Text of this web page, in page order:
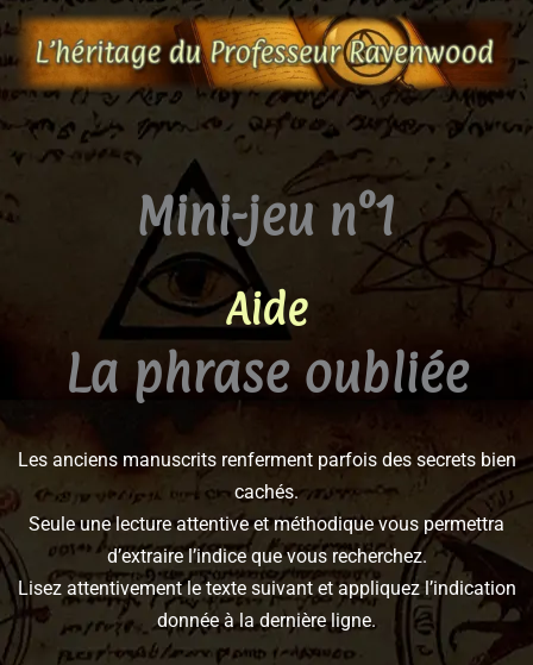
Aller
contenu
Mini-jeu n°1
Aide
La phrase oubliée
Les anciens manuscrits renferment parfois des secrets bien
cachés.
Seule une lecture attentive et méthodique vous permettra
d’extraire l’indice que vous recherchez.
Lisez attentivement le texte suivant et appliquez l’indication
donnée à la dernière ligne.